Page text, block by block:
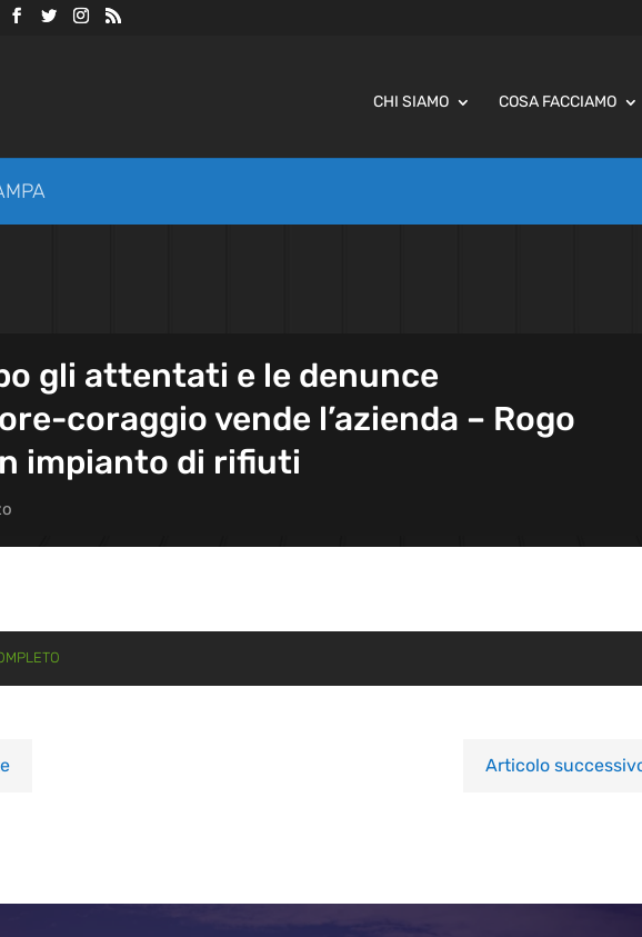
CHI SIAMO COSA FACCIAMO
gli attentati e le denunce
coraggio vende l’azienda – Rogo
impianto di rifiuti
Articolo